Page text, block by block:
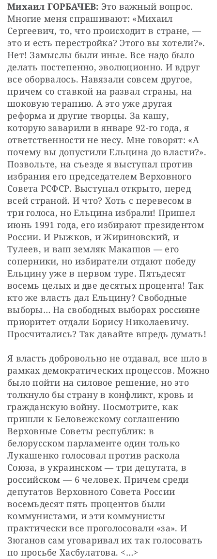
Михаил ГОРБАЧЕВ: Это важный вопрос.
Многие меня спрашивают: «Михаил
Сергеевич, то, что происходит в стране, —
это и есть перестройка? Этого вы хотели?».
Нет! Замыслы были иные. Все надо было
делать постепенно, эволюционно. И вдруг
все оборвалось. Навязали совсем другое,
причем со ставкой на развал страны, на
шоковую терапию. А это уже другая
реформа и другие творцы. За кашу,
которую заварили в январе 92-го года, я
ответственности не несу. Мне говорят: «А
почему вы допустили Ельцина до власти?».
Позвольте, на съезде я выступал против
избрания его председателем Верховного
Совета РСФСР. Выступал открыто, перед
всей страной. И что? Хоть с перевесом в
три голоса, но Ельцина избрали! Пришел
июнь 1991 года, его избирают президентом
России. И Рыжков, и Жириновский, и
Тулеев, и ваш земляк Макашов — его
соперники, но избиратели отдают победу
Ельцину уже в первом туре. Пятьдесят
восемь целых и две десятых процента! Так
кто же власть дал Ельцину? Свободные
выборы… На свободных выборах россияне
приоритет отдали Борису Николаевичу.
Просчитались? Так давайте впредь думать!
Я власть добровольно не отдавал, все шло в
рамках демократических процессов. Можно
было пойти на силовое решение, но это
толкнуло бы страну в конфликт, кровь и
гражданскую войну. Посмотрите, как
пришли к Беловежскому соглашению
Верховные Советы республик: в
белорусском парламенте один только
Лукашенко голосовал против раскола
Союза, в украинском — три депутата, в
российском — 6 человек. Причем среди
депутатов Верховного Совета России
восемьдесят пять процентов были
коммунистами, и эти коммунисты
практически все проголосовали «за». И
Зюганов сам уговаривал их так голосовать
по просьбе Хасбулатова. <…>